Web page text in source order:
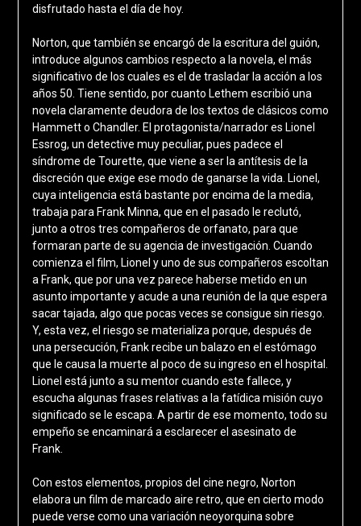
disfrutado hasta el día de hoy.
Norton, que también se encargó de la escritura del guión,
introduce algunos cambios respecto a la novela, el más
significativo de los cuales es el de trasladar la acción a los
años 50. Tiene sentido, por cuanto Lethem escribió una
novela claramente deudora de los textos de clásicos como
Hammett o Chandler. El protagonista/narrador es Lionel
Essrog, un detective muy peculiar, pues padece el
síndrome de Tourette, que viene a ser la antítesis de la
discreción que exige ese modo de ganarse la vida. Lionel,
cuya inteligencia está bastante por encima de la media,
trabaja para Frank Minna, que en el pasado le reclutó,
junto a otros tres compañeros de orfanato, para que
formaran parte de su agencia de investigación. Cuando
comienza el film, Lionel y uno de sus compañeros escoltan
a Frank, que por una vez parece haberse metido en un
asunto importante y acude a una reunión de la que espera
sacar tajada, algo que pocas veces se consigue sin riesgo.
Y, esta vez, el riesgo se materializa porque, después de
una persecución, Frank recibe un balazo en el estómago
que le causa la muerte al poco de su ingreso en el hospital.
Lionel está junto a su mentor cuando este fallece, y
escucha algunas frases relativas a la fatídica misión cuyo
significado se le escapa. A partir de ese momento, todo su
empeño se encaminará a esclarecer el asesinato de
Frank.
Con estos elementos, propios del cine negro, Norton
elabora un film de marcado aire retro, que en cierto modo
puede verse como una variación neoyorquina sobre